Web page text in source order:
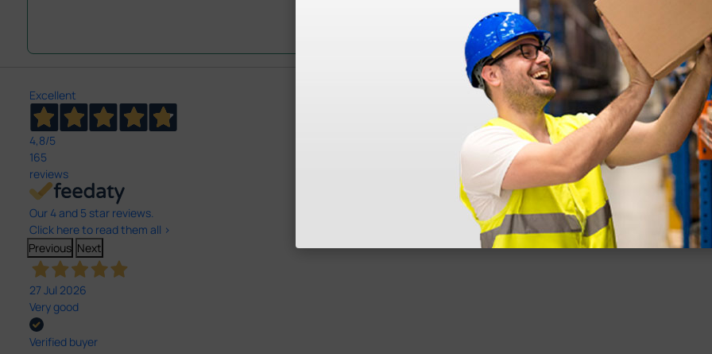
Excellent
4,8/5
165
reviews
Our 4 and 5 star reviews.
Click here to read them all >
Previous Next
27 Jul 2026
Very good
Verified buyer